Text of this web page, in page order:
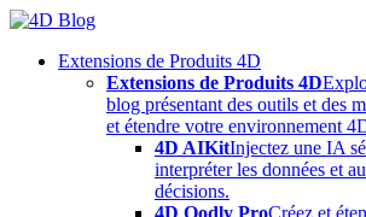
Skip
contentExtensions de Produits 4D
Extensions de Produits 4D
blog présentant des outils et des
et étendre votre environnement
4D AIKitInjectez une IA
interpréter les données et
décisions.
4D Qodly ProCréez et